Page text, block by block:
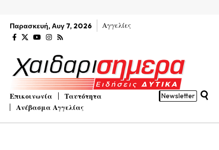
Παρασκευή, Αυγ 7, 2026 Αγγελίες
Επικοινωνία
Ταυτότητα
Ανέβασμα Αγγελίας
Newsletter